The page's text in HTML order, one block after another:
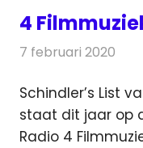
4
7 februari 2020
Schindler’s List
staat dit jaar op
Radio 4